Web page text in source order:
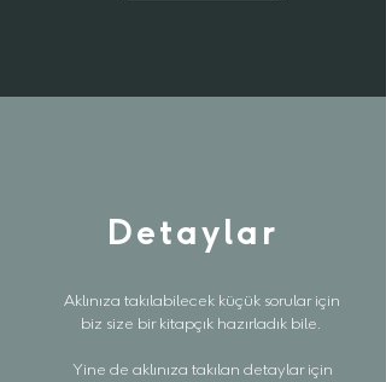
Detaylar
Aklınıza takılabilecek küçük sorular için
biz size bir kitapçık hazırladık bile.
Yine de aklınıza takılan detaylar için